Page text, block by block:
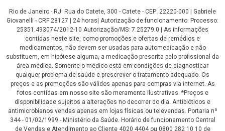
Rio de Janeiro - RJ: Rua do Catete, 300 - Catete - CEP: 22220-000 | Gabriele
Giovanelli - CRF 28127 | 24 horas| Autorização de funcionamento: Processo:
25351.493074/2012-10 Autorização/MS: 7.25279.0 | As informações
contidas neste site, como promoções e ofertas de remédios e
medicamentos, não devem ser usadas para automedicação e não
substituem, em hipótese alguma, a medicação prescrita pelo profissional da
área médica. Somente o médico está em condições de diagnosticar
qualquer problema de saúde e prescrever o tratamento adequado. Os
preços e as promoções são válidos apenas para compras via internet. As
fotos contidas em nosso site são meramente ilustrativas. *Preços e
disponibilidade sujeitos a alterações no decorrer do dia. Antibióticos e
antimicrobianos vendas apenas em lojas físicas ou televendas. Portaria nº
344 - 01/02/1999 - Ministério da Saúde. Horário de funcionamento Central
de Vendas e Atendimento ao Cliente 4020 4404 ou 0800 282 10 10 de